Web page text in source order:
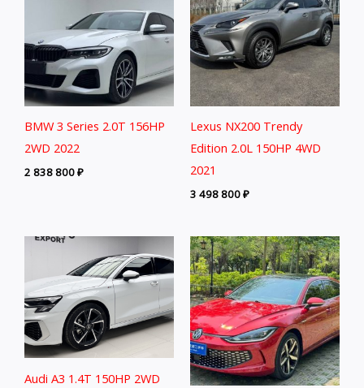
BMW 3 Series 2.0T 156HP
2WD 2022
2 838 800₽
Lexus NX200 Trendy
Edition 2.0L 150HP 4WD
2021
3 498 800₽
Audi A3 1.4T 150HP 2WD